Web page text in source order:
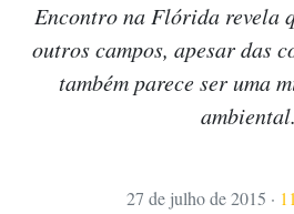
Encontro na Flórida revela
outros campos, apesar das
também parece ser uma
ambiental.
27 de julho de 2015 ·